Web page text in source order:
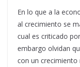
En lo que a la
al crecimiento se
cual es criticado
embargo olvidan
con un